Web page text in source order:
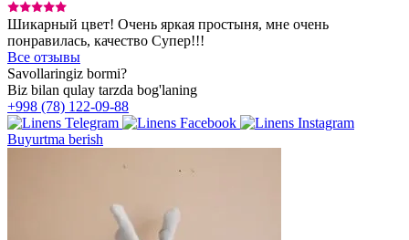
Шикарный цвет! Очень яркая простыня, мне очень
понравилась, качество Супер!!!
Все отзывы
Savollaringiz bormi?
Biz bilan qulay tarzda bog'laning
+998 (78) 122-09-88
Buyurtma berish